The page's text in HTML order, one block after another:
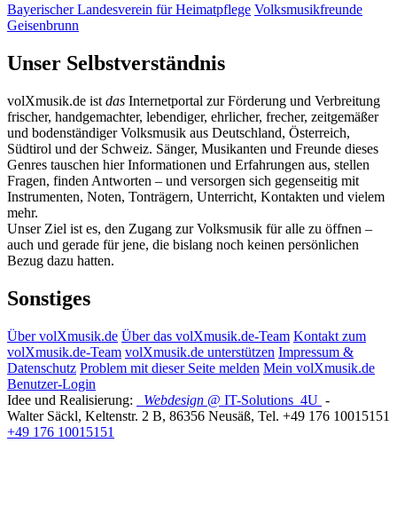
Bayerischer Landesverein für Heimatpflege Volksmusikfreunde
Geisenbrunn
Unser Selbstverständnis
volXmusik.de ist das Internetportal zur Förderung und Verbreitung
frischer, handgemachter, lebendiger, ehrlicher, frecher, zeitgemäßer
und bodenständiger Volksmusik aus Deutschland, Österreich,
Südtirol und der Schweiz. Sänger, Musikanten und Freunde dieses
Genres tauschen hier Informationen und Erfahrungen aus, stellen
Fragen, finden Antworten – und versorgen sich gegenseitig mit
Instrumenten, Noten, Tonträgern, Unterricht, Kontakten und vielem
mehr.
Unser Ziel ist es, den Zugang zur Volksmusik für alle zu öffnen –
auch und gerade für jene, die bislang noch keinen persönlichen
Bezug dazu hatten.
Sonstiges
Über volXmusik.de Über das volXmusik.de-Team Kontakt zum
volXmusik.de-Team volXmusik.de unterstützen Impressum &
Datenschutz Problem mit dieser Seite melden Mein volXmusik.de
Benutzer-Login
Idee und Realisierung:
Webdesign @ IT-Solutions 4U -
Walter Säckl, Keltenstr. 2 B, 86356 Neusäß, Tel. +49 176 10015151
+49 176 10015151